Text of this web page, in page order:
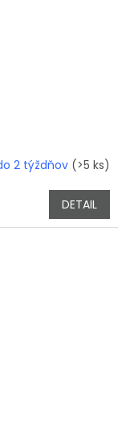
2 týždňov (>5 ks)
DETAIL